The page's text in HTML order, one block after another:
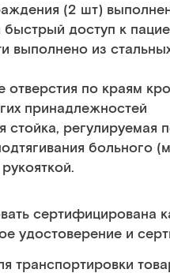
(2 шт)
доступ к
выполнено из
отверстия по краям
принадлежностей
стойка, регулируемая
больного
сертифицирована
удостоверение и
транспортировки